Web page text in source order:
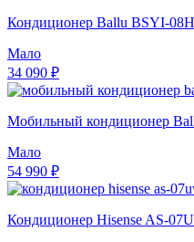
Кондиционер Ballu BSYI-
Мало
34 090 ₽
Мобильный кондиционер
Мало
54 990 ₽
Кондиционер Hisense AS-